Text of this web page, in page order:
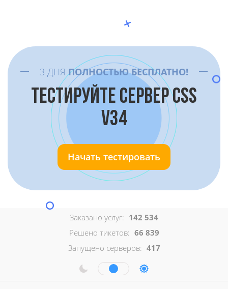
3 ДНЯ ПОЛНОСТЬЮ БЕСПЛАТНО!
ТЕСТИРУЙТЕ СЕРВЕР CSS
V34
Начать тестировать
Заказано услуг: 142 534
Решено тикетов: 66 839
Запущено серверов: 417